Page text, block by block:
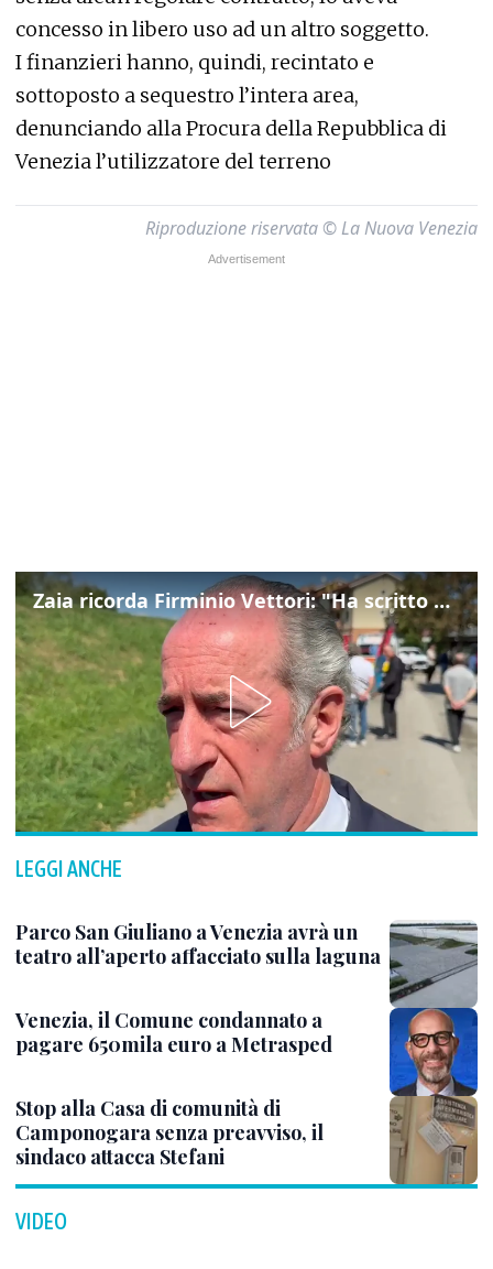
concesso in libero uso ad un altro soggetto.
I finanzieri hanno, quindi, recintato e
sottoposto a sequestro l’intera area,
denunciando alla Procura della Repubblica di
Venezia l’utilizzatore del terreno
Riproduzione riservata © La Nuova Venezia
Zaia ricorda Firminio Vettori: "Ha scritto pagine di storia del nostro territorio"
LEGGI ANCHE
Parco San Giuliano a Venezia avrà un
teatro all’aperto affacciato sulla laguna
Venezia, il Comune condannato a
pagare 650mila euro a Metrasped
Stop alla Casa di comunità di
Camponogara senza preavviso, il
sindaco attacca Stefani
VIDEO